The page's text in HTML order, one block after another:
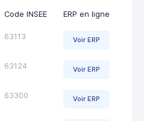
Code INSEE ERP en ligne
63113 Voir ERP
63124 Voir ERP
63300 Voir ERP